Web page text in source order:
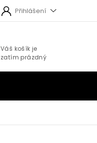
Přihlášení
NÁKUPNÍ
KOŠÍK
Váš košík je
zatím prázdný